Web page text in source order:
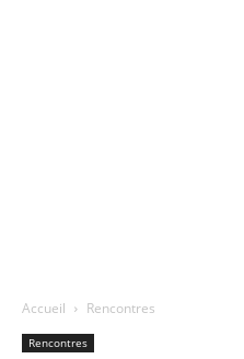
Accueil Rencontres
Rencontres